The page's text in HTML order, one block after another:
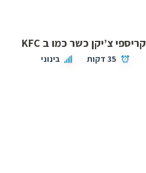
קריספי צ’יקן כשר כמו ב KFC
35 דקות בינוני